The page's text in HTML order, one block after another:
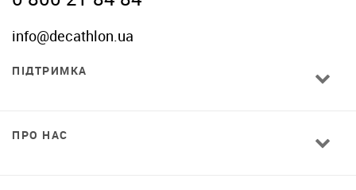
info@decathlon.ua
ПІДТРИМКА
ПРО НАС